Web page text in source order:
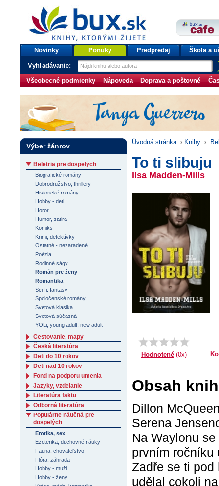
bux.sk
knihy, ktorými žijete
Úvodná stránka
Novinky Ponuky Predpredaj Škola a
Vyhľadávanie:
Všeobecné podmienky Nápoveda Doprava a poštovné
Úvodná stránka › Knihy ›
To ti slibuju
Ilsa Madden-Mills
Hodnotené(0x)
Obsah
Dillon
Serena
Na Waylonu
prvním ročníku
Zadře se ti
udělal cokoli
Výber žánrov
Beletria pre dospelých
Biografické romány
Dobrodružstvo, thrillery
Historické romány
Hobby - deti
Horor
Humor, satira
Komiks
Krimi, detektívky
Ostatné - nezaradené
Poézia
Rodinné ságy
Román pre ženy
Romantika
Sci-fi, fantasy
Spoločenské romány
Svetová klasika
Svetová súčasná
YOLi, young adult, new adult
Cestovanie, mapy
Česká literatúra
Deti do 10 rokov
Deti nad 10 rokov
Fond na podporu umenia
Jazyky, vzdelanie
Literatúra faktu
Odborná literatúra
Populárne náučná pre
dospelých
Erotika, sex
Ezoterika, duchovné náuky
Fauna, chovateľstvo
Flóra, záhrada
Hobby - muži
Hobby - ženy